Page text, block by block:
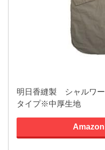
明日香縫製 シャルワ
タイプ※中厚生地